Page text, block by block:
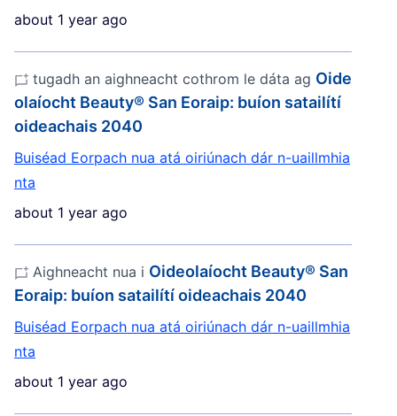
about 1 year ago
about 1 year ago
tugadh an aighneacht cothrom le dáta ag Oide
olaíocht Beauty® San Eoraip: buíon satailítí
oideachais 2040
Buiséad Eorpach nua atá oiriúnach dár n-uaillmhia
nta
about 1 year ago
Aighneacht nua i Oideolaíocht Beauty® San
Eoraip: buíon satailítí oideachais 2040
Buiséad Eorpach nua atá oiriúnach dár n-uaillmhia
nta